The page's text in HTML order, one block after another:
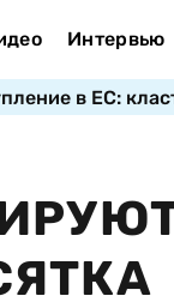
Интервью
в ЕС: